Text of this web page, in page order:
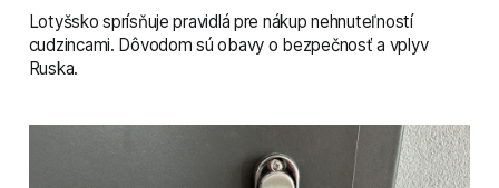
Lotyšsko sprísňuje pravidlá pre nákup nehnuteľností
cudzincami. Dôvodom sú obavy o bezpečnosť a vplyv
Ruska.